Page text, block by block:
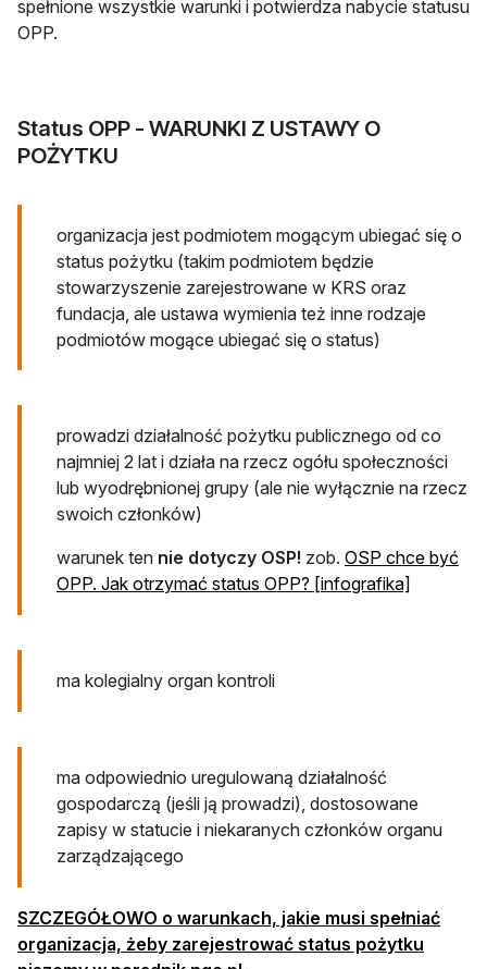
spełnione wszystkie warunki i potwierdza nabycie statusu
OPP.
Status OPP - WARUNKI Z USTAWY O
POŻYTKU
organizacja jest podmiotem mogącym ubiegać się o
status pożytku (takim podmiotem będzie
stowarzyszenie zarejestrowane w KRS oraz
fundacja, ale ustawa wymienia też inne rodzaje
podmiotów mogące ubiegać się o status)
prowadzi działalność pożytku publicznego od co
najmniej 2 lat i działa na rzecz ogółu społeczności
lub wyodrębnionej grupy (ale nie wyłącznie na rzecz
swoich członków)
warunek ten nie dotyczy OSP! zob. OSP chce być
OPP. Jak otrzymać status OPP? [infografika]
ma kolegialny organ kontroli
ma odpowiednio uregulowaną działalność
gospodarczą (jeśli ją prowadzi), dostosowane
zapisy w statucie i niekaranych członków organu
zarządzającego
SZCZEGÓŁOWO o warunkach, jakie musi spełniać
organizacja, żeby zarejestrować status pożytku